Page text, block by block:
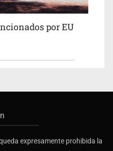
por EU
expresamente prohibida la